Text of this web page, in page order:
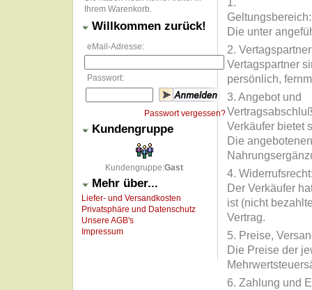
1.
Die unter
2.
Vertagspartner
persönlich,
3. Angebot und
Verkäufer bietet
Die
4.
Der Verkäufer
ist (nicht
Vertrag.
5.
Die Preise der
6.
Ihrem Warenkorb.
Willkommen zurück!
eMail-Adresse:
Passwort:
Passwort vergessen?
Kundengruppe
Kundengruppe:Gast
Mehr über...
Liefer- und Versandkosten
Privatsphäre und Datenschutz
Unsere AGB's
Impressum